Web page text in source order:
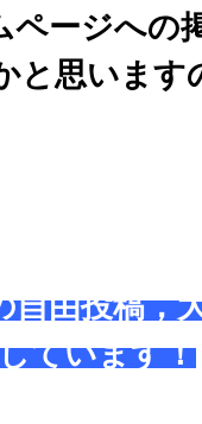
ページへの
と思います
自由投稿，
ています！